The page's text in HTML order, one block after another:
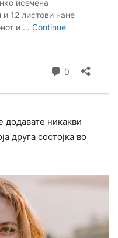
никакви
друга состојка во